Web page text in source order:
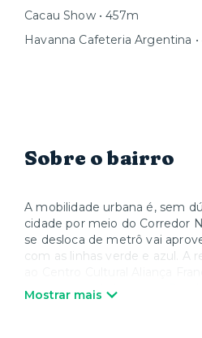
Cacau Show • 457m
Havanna Cafeteria Argentina •
Sobre o bairro
A mobilidade urbana é, sem
cidade por meio do Corredor
se desloca de metrô vai
com as linhas verde e azul. A
germânicas do bairro no
Mostrar mais